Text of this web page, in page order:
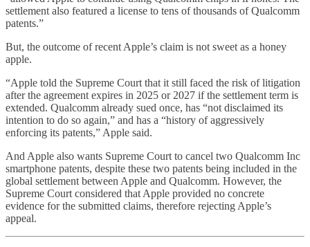
settlement also featured a license to tens of thousands of Qualcomm
patents.”
But, the outcome of recent Apple’s claim is not sweet as a honey
apple.
“Apple told the Supreme Court that it still faced the risk of litigation
after the agreement expires in 2025 or 2027 if the settlement term is
extended. Qualcomm already sued once, has “not disclaimed its
intention to do so again,” and has a “history of aggressively
enforcing its patents,” Apple said.
And Apple also wants Supreme Court to cancel two Qualcomm Inc
smartphone patents, despite these two patents being included in the
global settlement between Apple and Qualcomm. However, the
Supreme Court considered that Apple provided no concrete
evidence for the submitted claims, therefore rejecting Apple’s
appeal.